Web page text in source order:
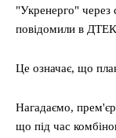
"Укренерго" через
повідомили в
Це означає, що
Нагадаємо,
що під час